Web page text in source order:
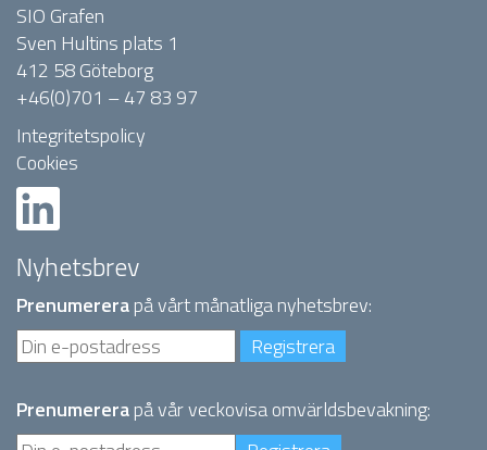
SIO Grafen
Sven Hultins plats 1
412 58 Göteborg
+46(0)701 – 47 83 97
Integritetspolicy
Cookies
Nyhetsbrev
Prenumererapå vårt månatliga nyhetsbrev:
Prenumererapå vår veckovisa omvärldsbevakning: